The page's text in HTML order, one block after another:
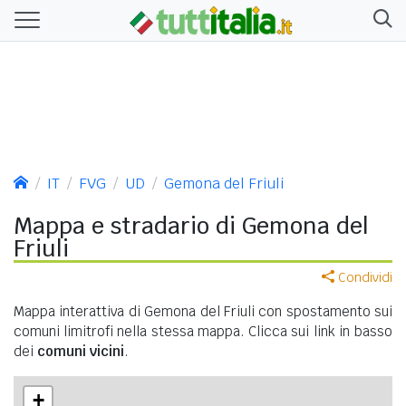
IT FVG UD Gemona del Friuli
Mappa e stradario di Gemona del
Friuli
Condividi
Mappa interattiva di Gemona del Friuli con spostamento sui
comuni limitrofi nella stessa mappa. Clicca sui link in basso
dei comuni vicini.
+